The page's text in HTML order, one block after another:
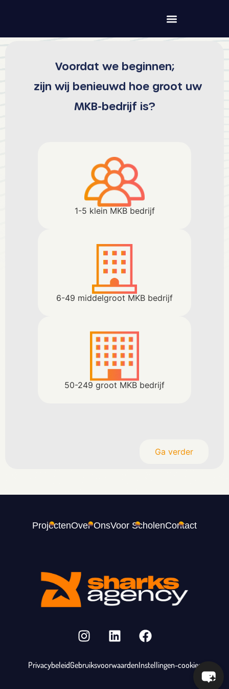
Voordat we beginnen;
zijn wij benieuwd hoe groot uw
MKB-bedrijf is?
1-5 klein MKB bedrijf
6-49 middelgroot MKB bedrijf
50-249 groot MKB bedrijf
Ga verder
ProjectenOver OnsVoor ScholenContact
PrivacybeleidGebruiksvoorwaardenInstellingen-cookies
Hallo! Hoe kan ik u vandaag helpen?